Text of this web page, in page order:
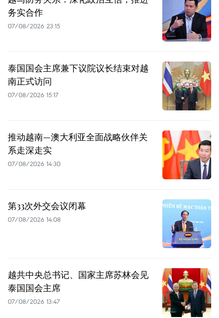
务实合作
07/08/2026 23:15
泰国国会主席兼下议院议长结束对越
南正式访问
07/08/2026 15:17
推动越南—澳大利亚全面战略伙伴关
系走深走实
07/08/2026 14:30
第33次外交会议闭幕
07/08/2026 14:08
越共中央总书记、国家主席苏林会见
泰国国会主席
07/08/2026 13:47